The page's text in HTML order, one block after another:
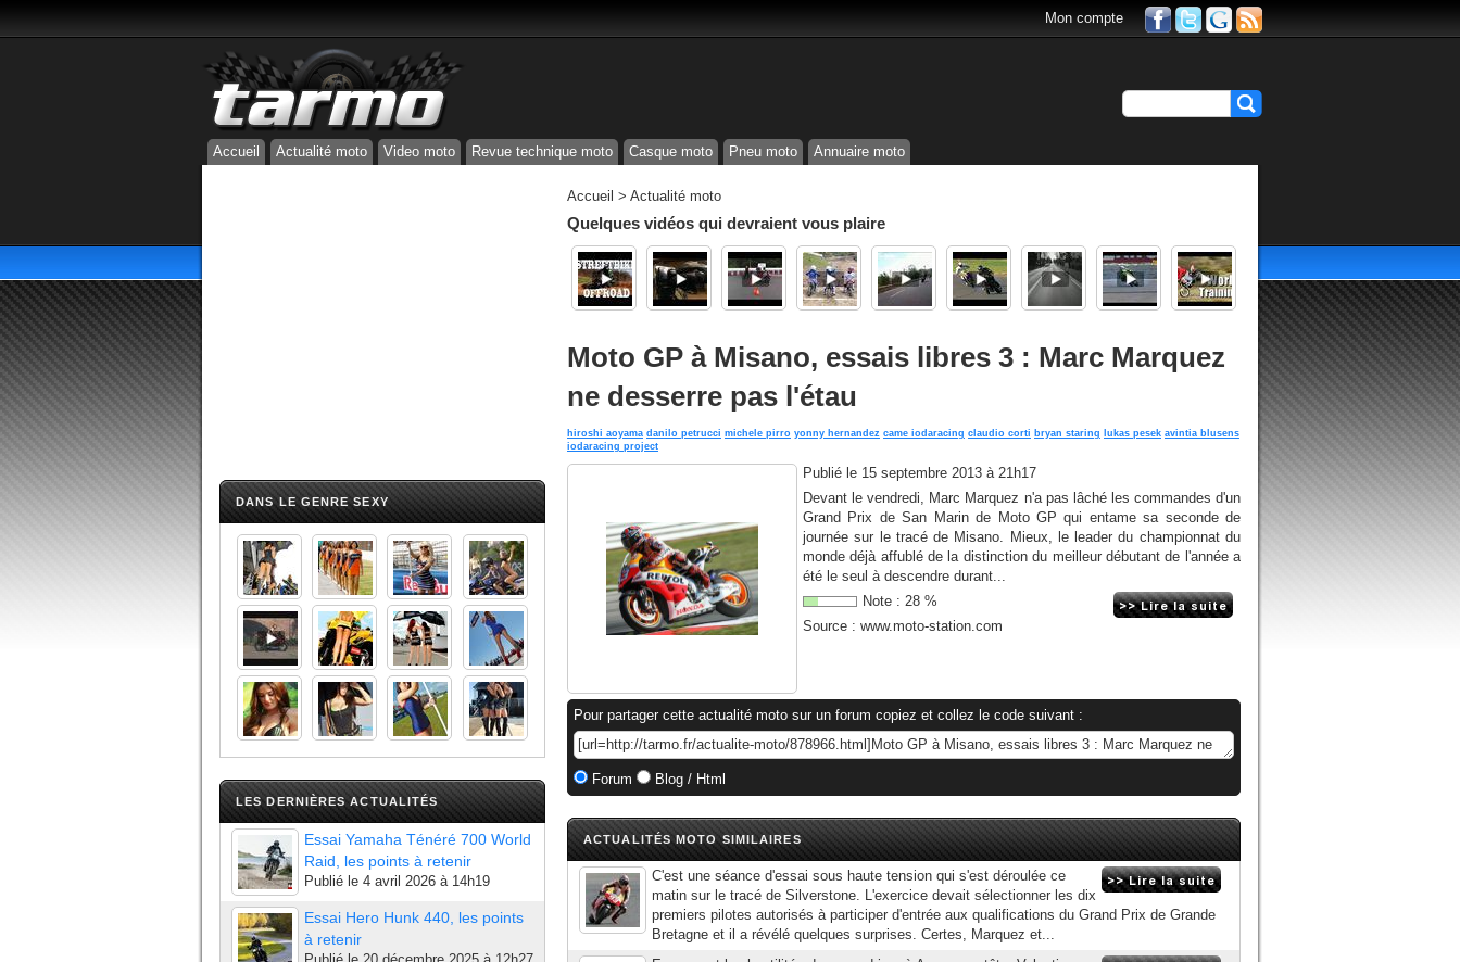
Mon compte
Accueil Actualité moto Video moto Revue technique moto Casque moto Pneu moto Annuaire moto
DANS LE GENRE SEXY
LES DERNIÈRES ACTUALITÉS
Essai Yamaha Ténéré 700 World
Raid, les points à retenir
Publié le 4 avril 2026 à 14h19
Essai Hero Hunk 440, les points
à retenir
Accueil > Actualité moto
Quelques vidéos qui devraient vous plaire
Moto GP à Misano, essais libres 3 : Marc Marquez
ne desserre pas l'étau
hiroshi aoyama danilo petrucci michele pirro yonny hernandez came iodaracing claudio corti bryan staring lukas pesek avintia blusens
iodaracing project
Publié le 15 septembre 2013 à 21h17
Devant le vendredi, Marc Marquez n'a pas lâché les commandes d'un
Grand Prix de San Marin de Moto GP qui entame sa seconde de
journée sur le tracé de Misano. Mieux, le leader du championnat du
monde déjà affublé de la distinction du meilleur débutant de l'année a
été le seul à descendre durant...
Note : 28 %
Source : www.moto-station.com
Pour partager cette actualité moto sur un forum copiez et collez le code suivant :
Forum Blog / Html
ACTUALITÉS MOTO SIMILAIRES
C'est une séance d'essai sous haute tension qui s'est déroulée ce
matin sur le tracé de Silverstone. L'exercice devait sélectionner les dix
premiers pilotes autorisés à participer d'entrée aux qualifications du Grand Prix de Grande
Bretagne et il a révélé quelques surprises. Certes, Marquez et...